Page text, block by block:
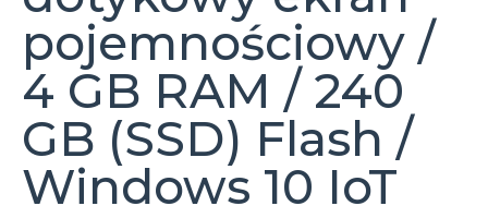
pojemnościowy /
4 GB RAM / 240
GB (SSD) Flash /
Windows 10 IoT